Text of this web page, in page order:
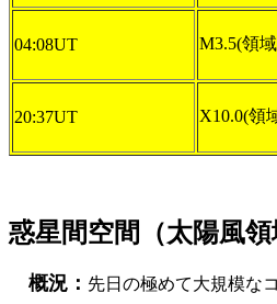
04:08UT M3.5(領
20:37UT X10.0(領
惑星間空間（太陽風領
概況： 先日の極めて大規模な